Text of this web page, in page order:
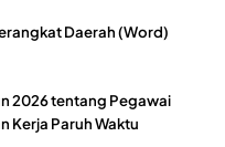
Daerah (Word)
2026 tentang Pegawai
Kerja Paruh Waktu